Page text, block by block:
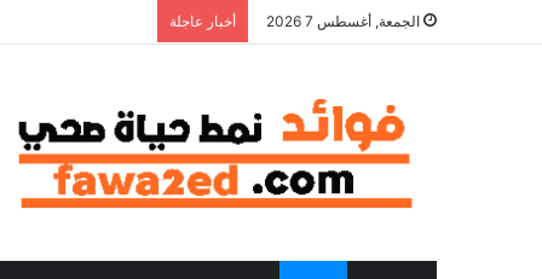
الجمعة, أغسطس 7 2026 أخبار عاجلة